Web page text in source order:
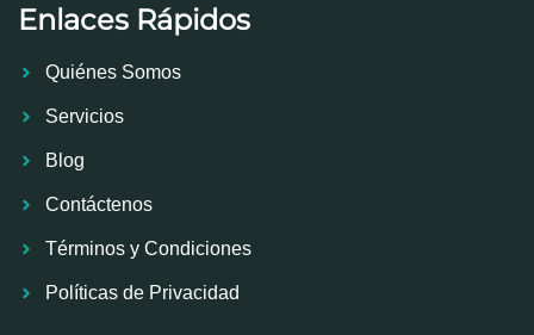
Enlaces Rápidos
Quiénes Somos
Servicios
Blog
Contáctenos
Términos y Condiciones
Políticas de Privacidad